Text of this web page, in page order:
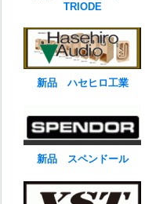
TRIODE
新品 ハセヒロ工業
新品 スペンドール